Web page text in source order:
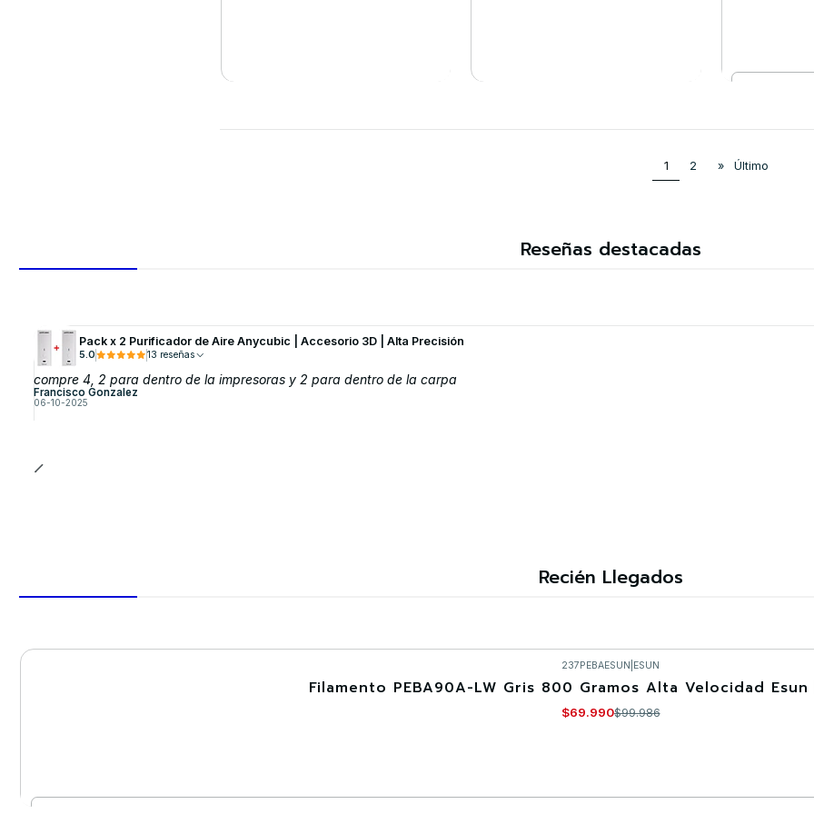
1 2 » Último
Reseñas destacadas
Pack x 2 Purificador de Aire Anycubic | Accesorio 3D | Alta Precisión
5.0 13 reseñas
compre 4, 2 para dentro de la impresoras y 2 para dentro de la carpa
Francisco Gonzalez
06-10-2025
Recién Llegados
237PEBAESUN ESUN
Filamento PEBA90A-LW Gris 800 Gramos Alta Velocidad
$69.990$99.986